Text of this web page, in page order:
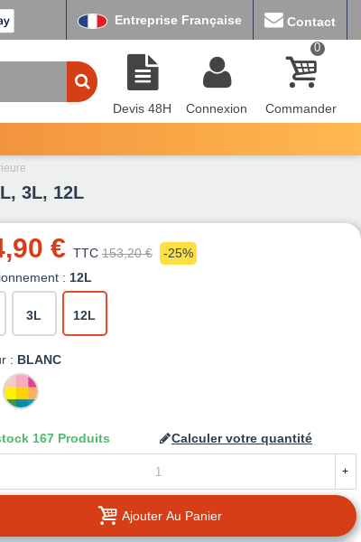
Entreprise Française Contact
Devis 48H Connexion
0
Commander
3L, 12L
€ TTC 153,20 €
-25%
: 12L
3L 12L
: BLANC
MISE
A
TEINTE167 Produits Calculer votre quantité
+
Ajouter Au Panier